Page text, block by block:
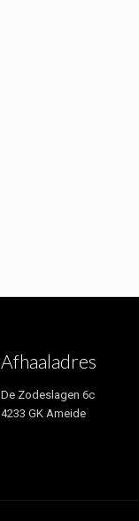
Afhaaladres
De Zodeslagen 6c
4233 GK Ameide